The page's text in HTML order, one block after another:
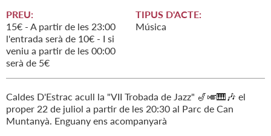
PREU:
15€ - A partir de les 23:00
l'entrada serà de 10€ - I si
veniu a partir de les 00:00
serà de 5€
TIPUS D'ACTE:
Música
Caldes D'Estrac acull la "VII Trobada de Jazz" 🎷🎺🎹🎶 el
proper 22 de juliol a partir de les 20:30 al Parc de Can
Muntanyà. Enguany ens acompanyarà